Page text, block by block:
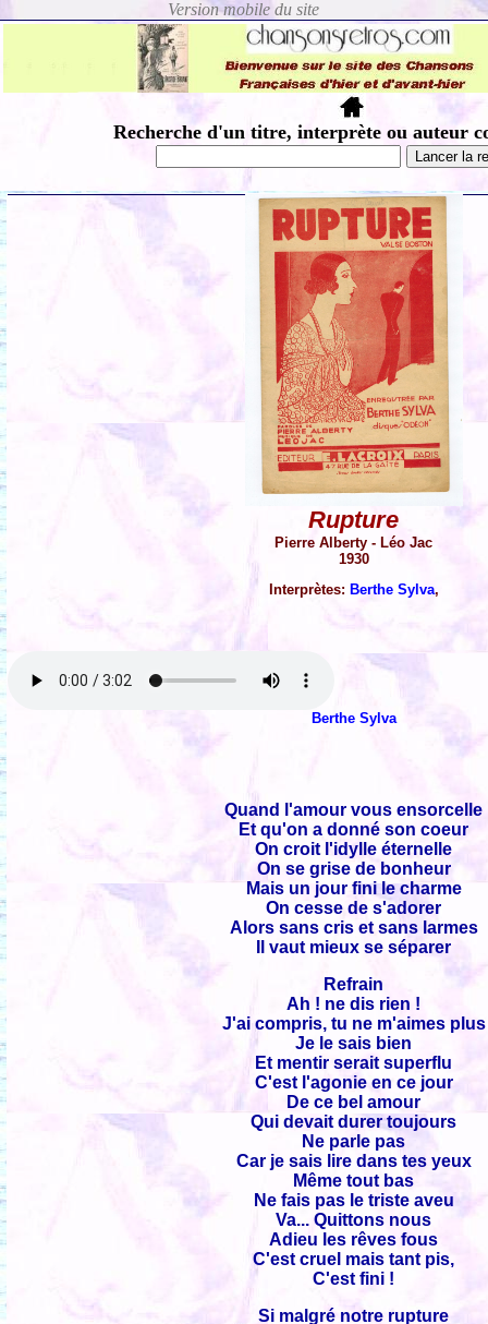
Recherche d'un titre, interprète ou auteur
Rupture
Pierre Alberty - Léo Jac
1930
Interprètes: Berthe Sylva,
Berthe Sylva
Quand l'amour vous ensorcelle
Et qu'on a donné son coeur
On croit l'idylle éternelle
On se grise de bonheur
Mais un jour fini le charme
On cesse de s'adorer
Alors sans cris et sans larmes
Il vaut mieux se séparer
Refrain
Ah ! ne dis rien !
J'ai compris, tu ne m'aimes plus
Je le sais bien
Et mentir serait superflu
C'est l'agonie en ce jour
De ce bel amour
Qui devait durer toujours
Ne parle pas
Car je sais lire dans tes yeux
Même tout bas
Ne fais pas le triste aveu
Va... Quittons nous
Adieu les rêves fous
C'est cruel mais tant pis,
C'est fini !
Si malgré notre rupture